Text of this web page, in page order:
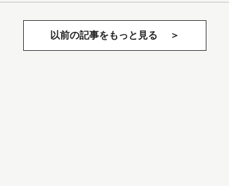
以前の記事をもっと見る